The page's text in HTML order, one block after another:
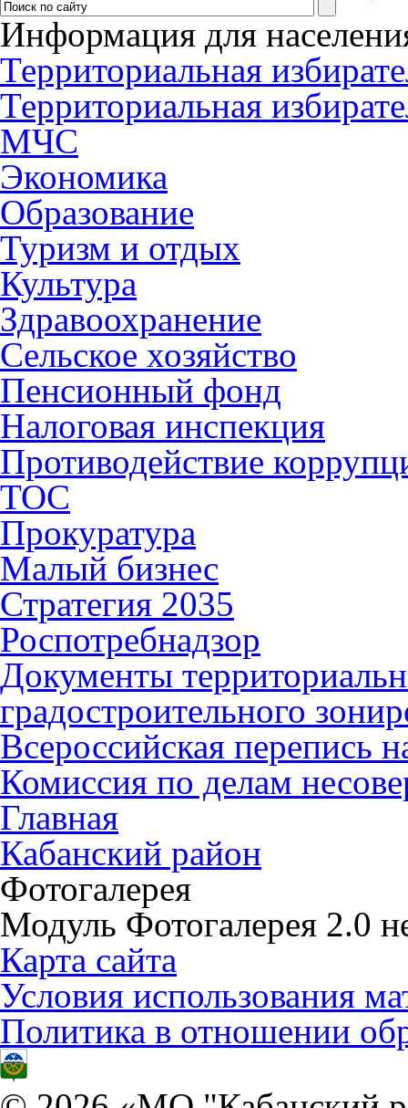
Информация для
Территориальная
Территориальная
МЧС
Экономика
Образование
Туризм и отдых
Культура
Здравоохранение
Сельское хозяйство
Пенсионный фонд
Налоговая инспекция
Противодействие
ТОС
Прокуратура
Малый бизнес
Стратегия 2035
Роспотребнадзор
Документы
градостроительного
Всероссийская перепись
Комиссия по делам
Главная
Кабанский район
Фотогалерея
Модуль Фотогалерея 2.0
Карта сайта
Условия использования
Политика в отношении